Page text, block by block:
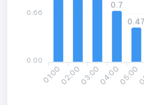
01:0002:0003:0004:0005:00
0.7
0.47
0.66
0.00